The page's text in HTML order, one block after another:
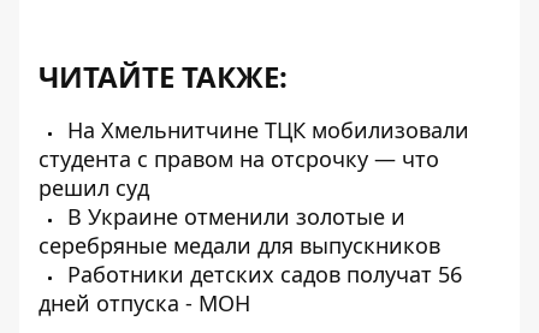
ЧИТАЙТЕ ТАКЖЕ:
На Хмельнитчине ТЦК мобилизовали
студента с правом на отсрочку — что
решил суд
В Украине отменили золотые и
серебряные медали для выпускников
Работники детских садов получат 56
дней отпуска - МОН